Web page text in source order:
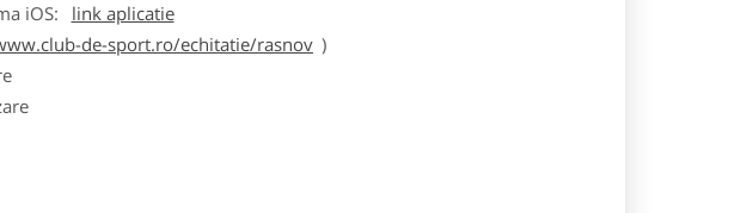
iOS:
link aplicatie
de-sport.ro/echitatie/rasnov )